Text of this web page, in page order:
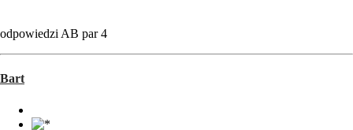
odpowiedzi AB par 4
Bart